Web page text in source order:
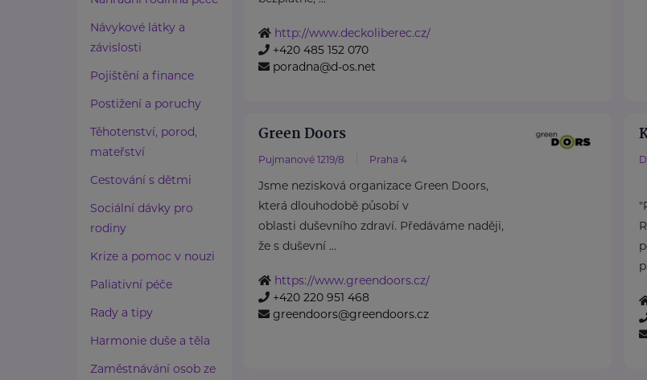
Návykové látky a
závislosti
Pojištění a finance
Postižení a poruchy
Těhotenství, porod,
mateřství
Cestování s dětmi
Sociální dávky pro
rodiny
Krize a pomoc v nouzi
Paliativní péče
Rady a tipy
Harmonie duše a těla
Zaměstnávání osob ze
http://www.deckoliberec.cz/
+420 485 152 070
poradna@d-os.net
Green Doors
Pujmanové 1219/8 Praha 4
Jsme nezisková organizace Green Doors,
která dlouhodobě působí v
oblasti duševního zdraví. Předáváme naději,
že s duševní ...
https://www.greendoors.cz/
+420 220 951 468
greendoors@greendoors.cz